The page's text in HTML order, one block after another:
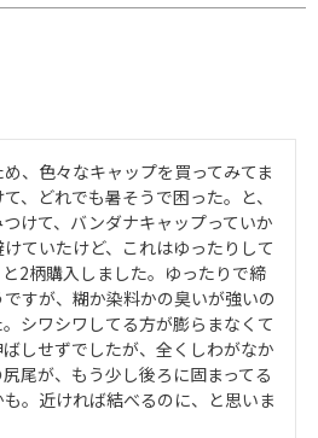
、色々なキャップを買ってみてま
、どれでも暑そうで困った。と、
けて、バンダナキャップっていか
ていたけど、これはゆったりして
2柄購入しました。ゆったりで締
すが、糊か染料かの臭いが強いの
シワシワしてる方が膨らまなくて
しせずでしたが、全くしわがなか
尾が、もう少し後ろに固まってる
。近ければ結べるのに、と思いま